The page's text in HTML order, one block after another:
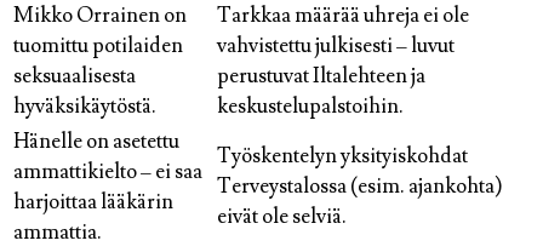
Mikko Orrainen on
tuomittu potilaiden
seksuaalisesta
hyväksikäytöstä.
Tarkkaa määrää uhreja ei ole
vahvistettu julkisesti – luvut
perustuvat Iltalehteen ja
keskustelupalstoihin.
Hänelle on asetettu
ammattikielto – ei saa
harjoittaa lääkärin
ammattia.
Työskentelyn yksityiskohdat
Terveystalossa (esim. ajankohta)
eivät ole selviä.